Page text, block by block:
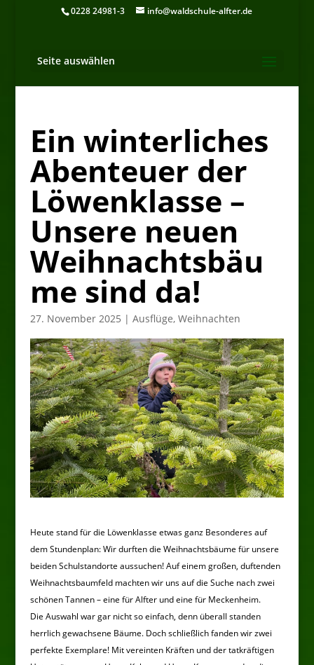
0228 24981-3 info@waldschule-alfter.de
Seite auswählen
Ein winterliches
Abenteuer der
Löwenklasse –
Unsere neuen
Weihnachtsbäu
me sind da!
27. November 2025 | Ausflüge, Weihnachten
Heute stand für die Löwenklasse etwas ganz Besonderes auf
dem Stundenplan: Wir durften die Weihnachtsbäume für unsere
beiden Schulstandorte aussuchen! Auf einem großen, duftenden
Weihnachtsbaumfeld machten wir uns auf die Suche nach zwei
schönen Tannen – eine für Alfter und eine für Meckenheim.
Die Auswahl war gar nicht so einfach, denn überall standen
herrlich gewachsene Bäume. Doch schließlich fanden wir zwei
perfekte Exemplare! Mit vereinten Kräften und der tatkräftigen